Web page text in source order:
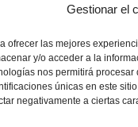
Gestionar el
ofrecer las mejores
y/o acceder a la
nos permitirá
únicas en este
negativamente a ciertas